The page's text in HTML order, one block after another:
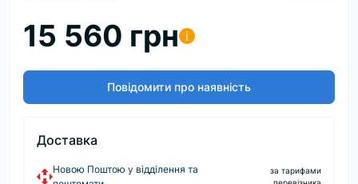
i
15 560 грн
Повідомити про наявність
Доставка
Новою Поштою у відділення та
за тарифами